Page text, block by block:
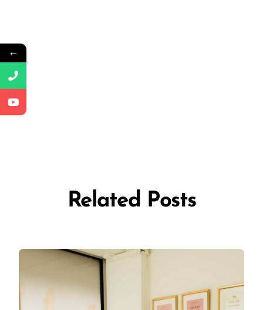
Related Posts
←